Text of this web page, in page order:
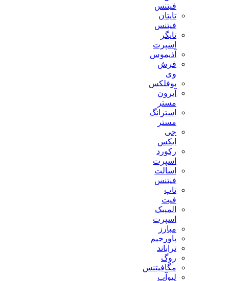
فیتنس
تایتان
فیتنس
تایگر
اسپرت
آذیموس
فرش
بوفلکس
آیرون
استرانگ
جی
رکورد
اسپرت
اسالت
فیتنس
تاپ
المپیک
اسپرت
مبارز
پاورجیم
تراباند
روگ
مگافیتنس
لیوآپ